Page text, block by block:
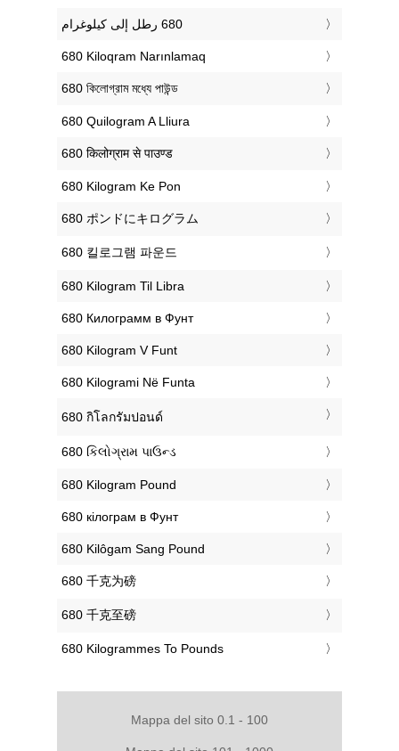
‎680 Kiloqram Narınlamaq
‎680 কিলোগ্রাম মধ্যে পাউন্ড
‎680 Quilogram A Lliura
‎680 किलोग्राम से पाउण्ड
‎680 Kilogram Ke Pon
‎680 ポンドにキログラム
‎680 킬로그램 파운드
‎680 Kilogram Til Libra
‎680 Килограмм в Фунт
‎680 Kilogram V Funt
‎680 Kilogrami Në Funta
‎680 กิโลกรัมปอนด์
‎680 કિલોગ્રામ પાઉન્ડ
‎680 Kilogram Pound
‎680 кілограм в Фунт
‎680 Kilôgam Sang Pound
‎680 千克为磅
‎680 千克至磅
‎680 Kilogrammes To Pounds
Mappa del sito 0.1 - 100